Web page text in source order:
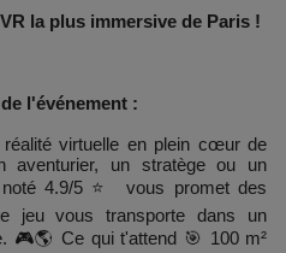
la plus immersive de Paris !
l'événement :
virtuelle en plein cœur de
un stratège ou un
4.9/5 ⭐ vous promet des
jeu vous transporte dans un
🎮🌎 Ce qui t'attend 🎯 100 m²